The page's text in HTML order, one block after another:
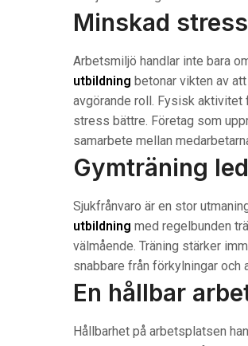
Minskad
Arbetsmiljö handlar inte bara
utbildning betonar vikten av
avgörande roll. Fysisk aktivitet
stress bättre. Företag som
samarbete mellan
Gymträning
Sjukfrånvaro är en stor
utbildning med regelbunden
välmående. Träning stärker
snabbare från förkylningar och
En hållbar
Hållbarhet på arbetsplatsen